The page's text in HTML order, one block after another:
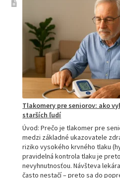
M2,
M6
a
M7
Tlakomery pre seniorov: ako
starších ľudí
Úvod: Prečo je tlakomer pre
medzi základné ukazovatele
riziko vysokého krvného tlaku
pravidelná kontrola tlaku je
nevyhnutnosťou. Návšteva
často nestačí – preto sa do